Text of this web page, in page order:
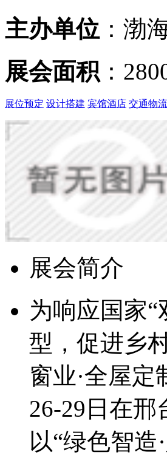
主办单位 ：渤
展会面积 ：
展位预定 设计搭建 宾馆酒店 交通物流
展会简介
为响应国家
型，促进乡
窗业·全屋
26-29日在
以“绿色智造